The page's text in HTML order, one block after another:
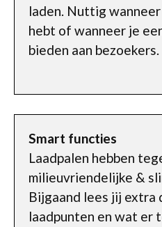
laden. Nuttig
hebt of wanneer je
bieden aan bezoekers.
Smart functies
Laadpalen hebben
milieuvriendelijke &
Bijgaand lees jij extra
laadpunten en wat er